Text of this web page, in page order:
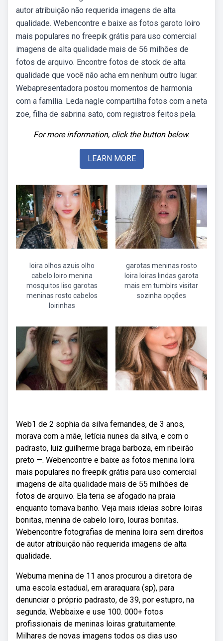
autor atribuição não requerida imagens de alta
qualidade. Webencontre e baixe as fotos garoto loiro
mais populares no freepik grátis para uso comercial
imagens de alta qualidade mais de 56 milhões de
fotos de arquivo. Encontre fotos de stock de alta
qualidade que você não acha em nenhum outro lugar.
Webapresentadora postou momentos de harmonia
com a família. Leda nagle compartilha fotos com a neta
zoe, filha de sabrina sato, com registros feitos pela.
For more information, click the button below.
LEARN MORE
loira olhos azuis olho
cabelo loiro menina
mosquitos liso garotas
meninas rosto cabelos
loirinhas
garotas meninas rosto
loira loiras lindas garota
mais em tumblrs visitar
sozinha opções
Web1 de 2 sophia da silva fernandes, de 3 anos,
morava com a mãe, letícia nunes da silva, e com o
padrasto, luiz guilherme braga barboza, em ribeirão
preto —. Webencontre e baixe as fotos menina loira
mais populares no freepik grátis para uso comercial
imagens de alta qualidade mais de 55 milhões de
fotos de arquivo. Ela teria se afogado na praia
enquanto tomava banho. Veja mais ideias sobre loiras
bonitas, menina de cabelo loiro, louras bonitas.
Webencontre fotografias de menina loira sem direitos
de autor atribuição não requerida imagens de alta
qualidade.
Webuma menina de 11 anos procurou a diretora de
uma escola estadual, em araraquara (sp), para
denunciar o próprio padrasto, de 39, por estupro, na
segunda. Webbaixe e use 100. 000+ fotos
profissionais de meninas loiras gratuitamente.
Milhares de novas imagens todos os dias uso